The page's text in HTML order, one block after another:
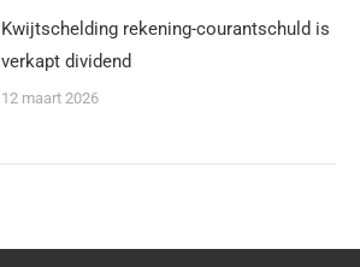
Kwijtschelding rekening-courantschuld is
verkapt dividend
12 maart 2026